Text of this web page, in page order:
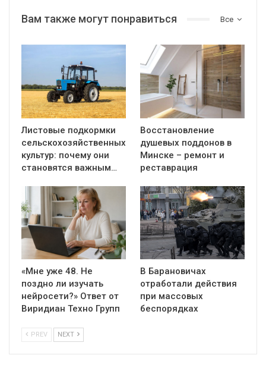
Все
Вам также могут понравиться
Листовые подкормки
сельскохозяйственных
культур: почему они
становятся важным…
Восстановление
душевых поддонов в
Минске – ремонт и
реставрация
«Мне уже 48. Не
поздно ли изучать
нейросети?» Ответ от
Виридиан Техно Групп
В Барановичах
отработали действия
при массовых
беспорядках
PREV NEXT